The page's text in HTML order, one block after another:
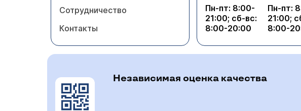
Сотрудничество
Контакты
Пн-пт: 8:00-
21:00; сб-вс:
8:00-20:00
Пн-пт:
21:00;
8:00-
Независимая оценка качества